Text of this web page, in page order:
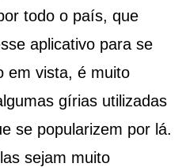
todo o país, que
aplicativo para se
em vista, é muito
gírias utilizadas
se popularizem por lá.
sejam muito